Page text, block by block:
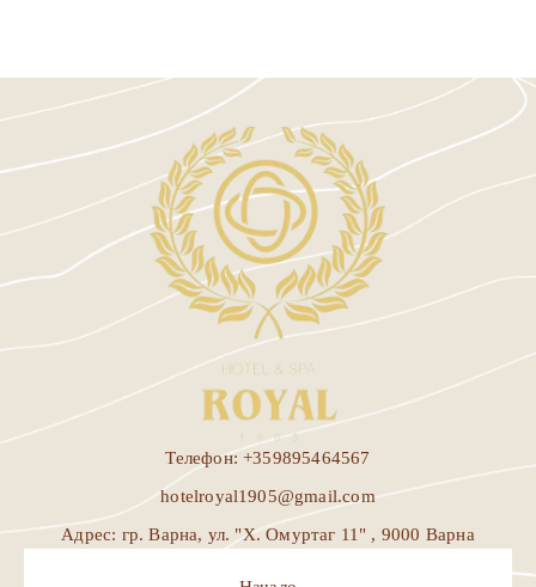
Телефон: +359895464567
hotelroyal1905@gmail.com
Адрес: гр. Варна, ул. "Х. Омуртаг 11" , 9000 Варна